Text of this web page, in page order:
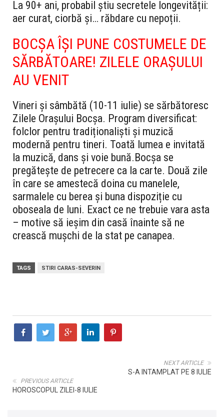
La 90+ ani, probabil știu secretele longevității:
aer curat, ciorbă și… răbdare cu nepoții.
BOCȘA ÎȘI PUNE COSTUMELE DE
SĂRBĂTOARE! ZILELE ORAȘULUI
AU VENIT
Vineri și sâmbătă (10-11 iulie) se sărbătoresc
Zilele Orașului Bocșa. Program diversificat:
folclor pentru tradiționaliști și muzică
modernă pentru tineri. Toată lumea e invitată
la muzică, dans și voie bună.Bocșa se
pregătește de petrecere ca la carte. Două zile
în care se amestecă doina cu manelele,
sarmalele cu berea și buna dispoziție cu
oboseala de luni. Exact ce ne trebuie vara asta
– motive să ieșim din casă înainte să ne
crească mușchi de la stat pe canapea.
TAGS STIRI CARAS-SEVERIN
NEXT ARTICLE
S-A INTAMPLAT PE 8 IULIE
PREVIOUS ARTICLE
HOROSCOPUL ZILEI-8 IULIE